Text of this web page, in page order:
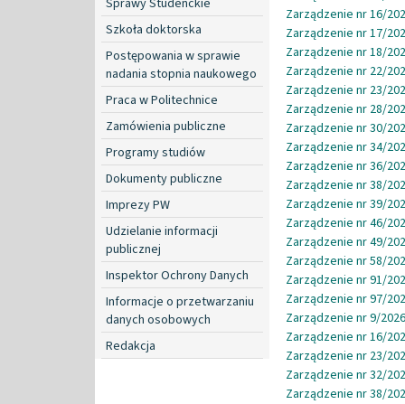
Szkoła doktorska
Postępowania w sprawie
nadania stopnia naukowego
Praca w Politechnice
Zamówienia publiczne
Programy studiów
Dokumenty publiczne
Imprezy PW
Udzielanie informacji
publicznej
Inspektor Ochrony Danych
Informacje o przetwarzaniu
danych osobowych
Redakcja
Zarządzenie nr 16/
Zarządzenie nr 17/
Zarządzenie nr 18/
Zarządzenie nr 22/
Zarządzenie nr 23/
Zarządzenie nr 28/
Zarządzenie nr 30/
Zarządzenie nr 34/
Zarządzenie nr 36/
Zarządzenie nr 38/
Zarządzenie nr 39/
Zarządzenie nr 46/
Zarządzenie nr 49/
Zarządzenie nr 58/
Zarządzenie nr 91/
Zarządzenie nr 97/
Zarządzenie nr 9/
Zarządzenie nr 16/
Zarządzenie nr 23/
Zarządzenie nr 32/
Zarządzenie nr 38/